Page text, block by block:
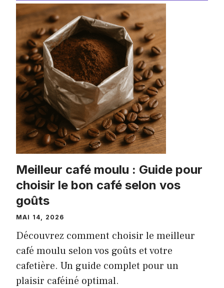
Meilleur café moulu : Guide pour
choisir le bon café selon vos
goûts
MAI 14, 2026
Découvrez comment choisir le meilleur
café moulu selon vos goûts et votre
cafetière. Un guide complet pour un
plaisir caféiné optimal.